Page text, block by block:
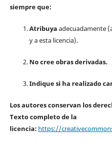
siempre que:
Atribuya adecuadamente
y a esta licencia).
No cree obras derivadas.
Indique si ha realizado
Los autores conservan los
Texto completo de la
licencia: https://